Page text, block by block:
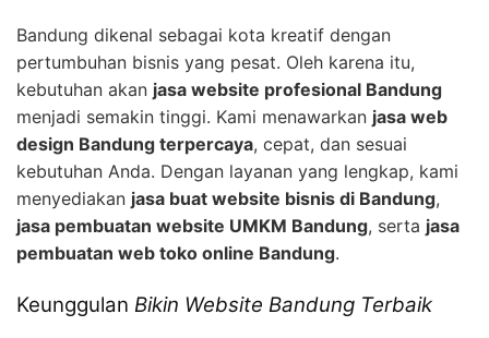
Bandung dikenal sebagai kota kreatif dengan
pertumbuhan bisnis yang pesat. Oleh karena itu,
kebutuhan akan jasa website profesional Bandung
menjadi semakin tinggi. Kami menawarkan jasa web
design Bandung terpercaya, cepat, dan sesuai
kebutuhan Anda. Dengan layanan yang lengkap, kami
menyediakan jasa buat website bisnis di Bandung,
jasa pembuatan website UMKM Bandung, serta jasa
pembuatan web toko online Bandung.
Keunggulan Bikin Website Bandung Terbaik